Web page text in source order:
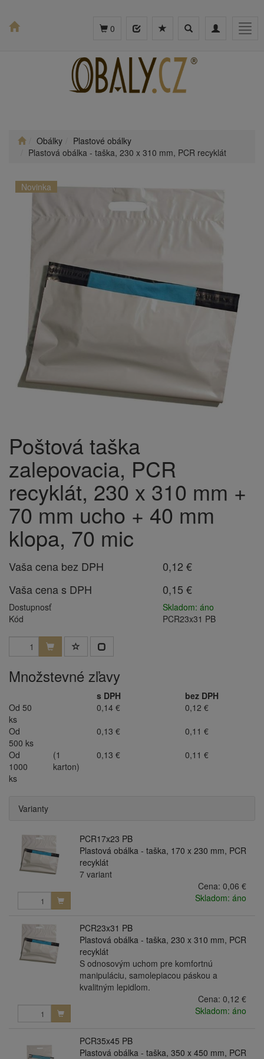
Toggle
Toggle
0
Obálky
Plastové obálky
Plastová obálka - taška, 230 x 310 mm, PCR recyklát
Novinka
Poštová taška
zalepovacia, PCR
recyklát, 230 x 310 mm +
70 mm ucho + 40 mm
klopa, 70 mic
Vaša cena bez DPH
0,12 €
Vaša cena s DPH
0,15 €
Dostupnosť
Skladom: áno
Kód
PCR23x31 PB
Množstevné zľavy
s DPH
bez DPH
Od 50
ks
0,14 €
0,12 €
Od
500 ks
0,13 €
0,11 €
Od
1000
ks
(1
karton)
0,13 € 0,11 €
Varianty
PCR17x23 PB
Plastová obálka - taška, 170 x 230 mm, PCR
recyklát
7 variant
Cena: 0,06 €
Skladom: áno
PCR23x31 PB
Plastová obálka - taška, 230 x 310 mm, PCR
recyklát
S odnosovým uchom pre komfortnú
manipuláciu, samolepiacou páskou a
kvalitným lepidlom.
Cena: 0,12 €
Skladom: áno
PCR35x45 PB
Plastová obálka - taška, 350 x 450 mm, PCR